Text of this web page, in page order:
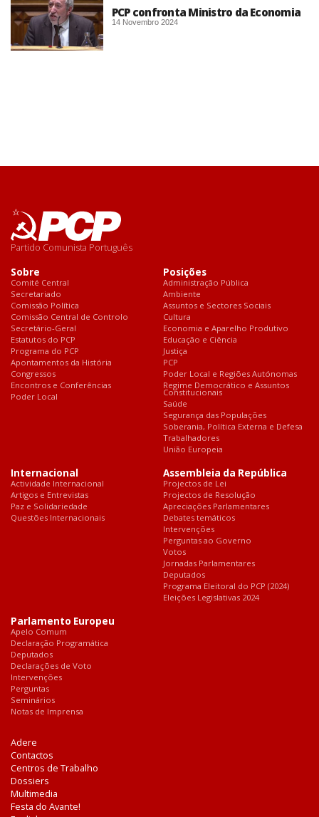
PCP confronta Ministro da Economia
14 Novembro 2024
Partido Comunista Português
Sobre
Comité Central
Secretariado
Comissão Política
Comissão Central de Controlo
Secretário-Geral
Estatutos do PCP
Programa do PCP
Apontamentos da História
Congressos
Encontros e Conferências
Poder Local
Posições
Administração Pública
Ambiente
Assuntos e Sectores Sociais
Cultura
Economia e Aparelho Produtivo
Educação e Ciência
Justiça
PCP
Poder Local e Regiões Autónomas
Regime Democrático e Assuntos
Constitucionais
Saúde
Segurança das Populações
Soberania, Política Externa e Defesa
Trabalhadores
União Europeia
Internacional
Actividade Internacional
Artigos e Entrevistas
Paz e Solidariedade
Questões Internacionais
Assembleia da República
Projectos de Lei
Projectos de Resolução
Apreciações Parlamentares
Debates temáticos
Intervenções
Perguntas ao Governo
Votos
Jornadas Parlamentares
Deputados
Programa Eleitoral do PCP (2024)
Eleições Legislativas 2024
Parlamento Europeu
Apelo Comum
Declaração Programática
Deputados
Declarações de Voto
Intervenções
Perguntas
Seminários
Notas de Imprensa
Adere
Contactos
Centros de Trabalho
Dossiers
Multimedia
Festa do Avante!